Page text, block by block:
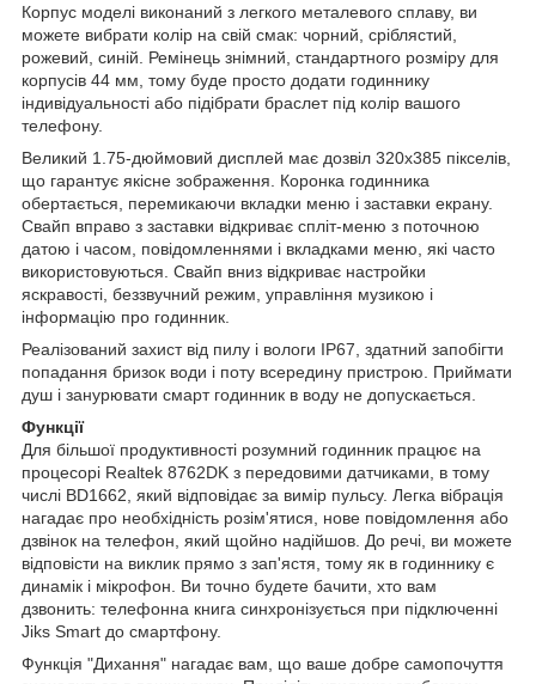
Корпус моделі виконаний з легкого металевого сплаву, ви
можете вибрати колір на свій смак: чорний, сріблястий,
рожевий, синій. Ремінець знімний, стандартного розміру для
корпусів 44 мм, тому буде просто додати годиннику
індивідуальності або підібрати браслет під колір вашого
телефону.
Великий 1.75-дюймовий дисплей має дозвіл 320x385 пікселів,
що гарантує якісне зображення. Коронка годинника
обертається, перемикаючи вкладки меню і заставки екрану.
Свайп вправо з заставки відкриває спліт-меню з поточною
датою і часом, повідомленнями і вкладками меню, які часто
використовуються. Свайп вниз відкриває настройки
яскравості, беззвучний режим, управління музикою і
інформацію про годинник.
Реалізований захист від пилу і вологи IP67, здатний запобігти
попадання бризок води і поту всередину пристрою. Приймати
душ і занурювати смарт годинник в воду не допускається.
Функції
Для більшої продуктивності розумний годинник працює на
процесорі Realtek 8762DK з передовими датчиками, в тому
числі BD1662, який відповідає за вимір пульсу. Легка вібрація
нагадає про необхідність розім'ятися, нове повідомлення або
дзвінок на телефон, який щойно надійшов. До речі, ви можете
відповісти на виклик прямо з зап'ястя, тому як в годиннику є
динамік і мікрофон. Ви точно будете бачити, хто вам
дзвонить: телефонна книга синхронізується при підключенні
Jiks Smart до смартфону.
Функція "Дихання" нагадає вам, що ваше добре самопочуття